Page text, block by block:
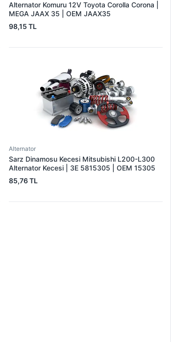
Alternator Komuru 12V Toyota Corolla Corona |
MEGA JAAX 35 | OEM JAAX35
98,15 TL
Alternator
Sarz Dinamosu Kecesi Mitsubishi L200-L300
Alternator Kecesi | 3E 5815305 | OEM 15305
85,76 TL